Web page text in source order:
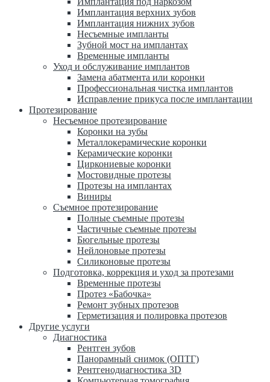
Имплантация верхних зубов
Имплантация нижних зубов
Несъемные импланты
Зубной мост на имплантах
Временные импланты
Уход и обслуживание имплантов
Замена абатмента или коронки
Профессиональная чистка имплантов
Исправление прикуса после имплантации
Протезирование
Несъемное протезирование
Коронки на зубы
Металлокерамические коронки
Керамические коронки
Циркониевые коронки
Мостовидные протезы
Протезы на имплантах
Виниры
Съемное протезирование
Полные съемные протезы
Частичные съемные протезы
Бюгельные протезы
Нейлоновые протезы
Силиконовые протезы
Подготовка, коррекция и уход за протезами
Временные протезы
Протез «Бабочка»
Ремонт зубных протезов
Герметизация и полировка протезов
Другие услуги
Диагностика
Рентген зубов
Панорамный снимок (ОПТГ)
Рентгенодиагностика 3D